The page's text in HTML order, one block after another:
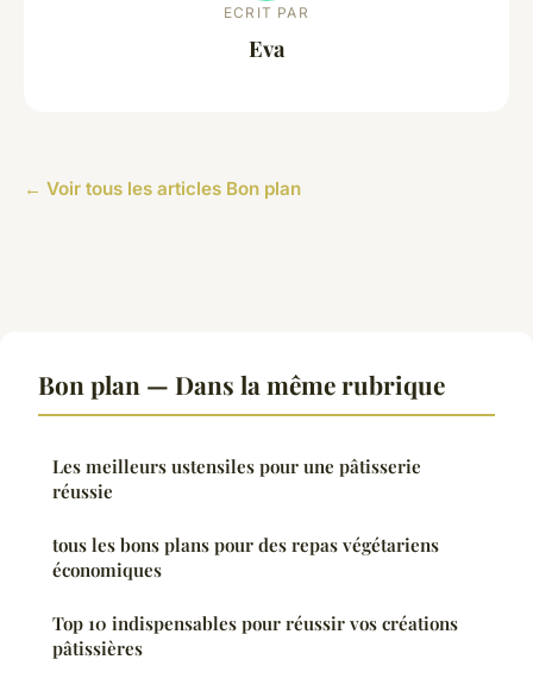
ECRIT PAR
Eva
← Voir tous les articles Bon plan
Bon plan — Dans la même rubrique
Les meilleurs ustensiles pour une pâtisserie
réussie
tous les bons plans pour des repas végétariens
économiques
Top 10 indispensables pour réussir vos créations
pâtissières